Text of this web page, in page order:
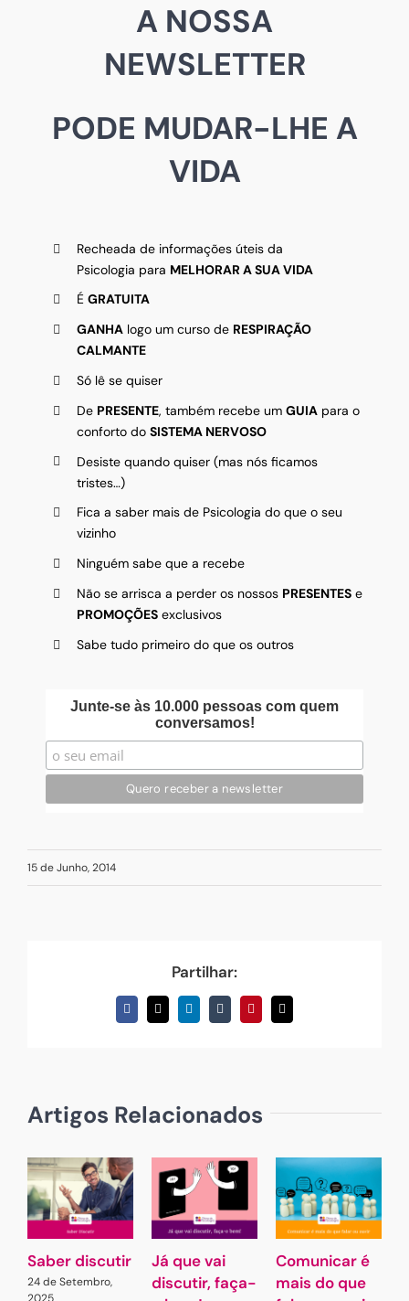
A NOSSA
NEWSLETTER
PODE MUDAR-LHE A
VIDA
Recheada de informações úteis da
Psicologia para MELHORAR A SUA VIDA
É GRATUITA
GANHAlogo um curso de RESPIRAÇÃO
CALMANTE
Só lê se quiser
De PRESENTE, também recebe um GUIApara o
conforto do SISTEMA NERVOSO
Desiste quando quiser (mas nós ficamos
tristes…)
Fica a saber mais de Psicologia do que o seu
vizinho
Ninguém sabe que a recebe
Não se arrisca a perder os nossos PRESENTESe
PROMOÇÕESexclusivos
Sabe tudo primeiro do que os outros
Junte-se às 10.000 pessoas com quem
conversamos!
15 de Junho, 2014
Partilhar:
Facebook
X LinkedInTumblrPinterestEmail
(necessário
Artigos Relacionados
Saber discutir
24 de Setembro,
Já que vai
discutir, faça-
Comunicar é
mais do que